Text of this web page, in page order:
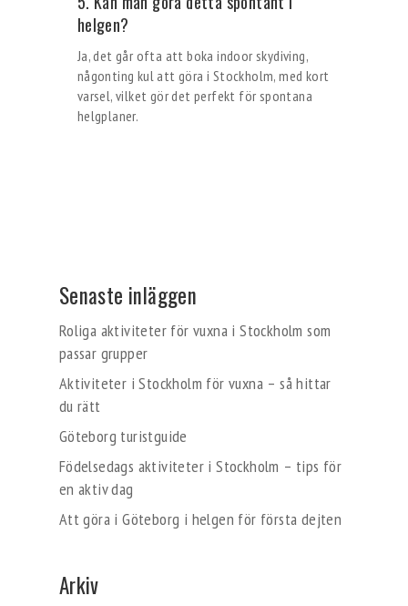
helgen?
Ja, det går ofta att boka indoor skydiving,
någonting kul att göra i Stockholm, med kort
varsel, vilket gör det perfekt för spontana
helgplaner.
Senaste inläggen
Roliga aktiviteter för vuxna i Stockholm som
passar grupper
Aktiviteter i Stockholm för vuxna – så hittar
du rätt
Göteborg turistguide
Födelsedags aktiviteter i Stockholm – tips för
en aktiv dag
Att göra i Göteborg i helgen för första dejten
Arkiv